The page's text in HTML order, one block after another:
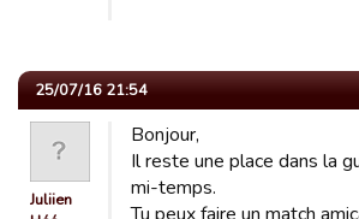
25/07/16 21:54
Juliien
Bonjour,
Il reste une place dans la
mi-temps.